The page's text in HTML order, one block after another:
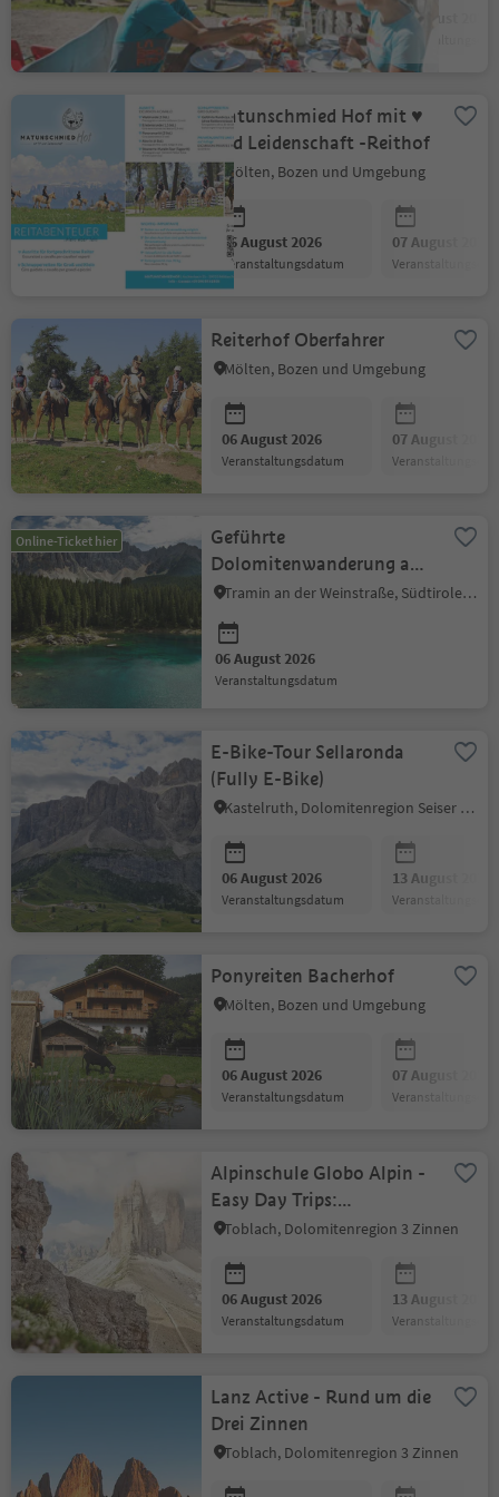
06 August 2026
Veranstaltungsdatum
13 August 2026
Matunschmied Hof mit ♥
und Leidenschaft -Reithof
Mölten, Bozen und Umgebung
06 August 2026
Veranstaltungsdatum
07 August 2026
Reiterhof Oberfahrer
Mölten, Bozen und Umgebung
06 August 2026
Veranstaltungsdatum
07 August 2026
Online-Ticket hier
Geführte
Dolomitenwanderung am
Latemar
Tramin an der Weinstraße, Südtiroler Weinstraße
06 August 2026
Veranstaltungsdatum
E-Bike-Tour Sellaronda
(Fully E-Bike)
Kastelruth, Dolomitenregion Seiser Alm
06 August 2026
Veranstaltungsdatum
13 August 2026
Ponyreiten Bacherhof
Mölten, Bozen und Umgebung
06 August 2026
Veranstaltungsdatum
07 August 2026
Alpinschule Globo Alpin -
Easy Day Trips:
Klettersteig Paternkofel
Toblach, Dolomitenregion 3 Zinnen
06 August 2026
Veranstaltungsdatum
13 August 2026
Lanz Active - Rund um die
Drei Zinnen
Toblach, Dolomitenregion 3 Zinnen